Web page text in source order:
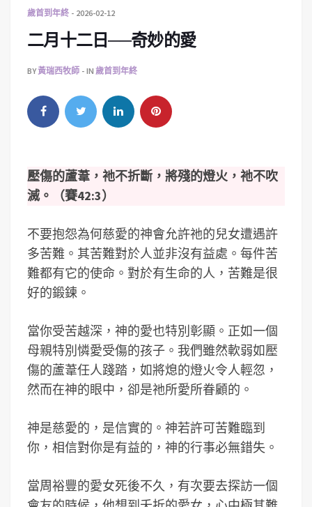
歲首到年終 2026-02-12
二月十二日──奇妙的愛
BY黃瑞西牧師 IN 歲首到年終
壓傷的蘆葦，祂不折斷，將殘的燈火，祂不吹
滅。（賽42:3）
不要抱怨為何慈愛的神會允許祂的兒女遭遇許
多苦難。其苦難對於人並非沒有益處。每件苦
難都有它的使命。對於有生命的人，苦難是很
好的鍛鍊。
當你受苦越深，神的愛也特別彰顯。正如一個
母親特別憐愛受傷的孩子。我們雖然軟弱如壓
傷的蘆葦任人踐踏，如將熄的燈火令人輕忽，
然而在神的眼中，卻是祂所愛所眷顧的。
神是慈愛的，是信實的。神若許可苦難臨到
你，相信對你是有益的，神的行事必無錯失。
當周裕豐的愛女死後不久，有次要去探訪一個